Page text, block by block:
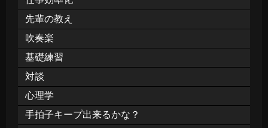
先輩の教え
吹奏楽
基礎練習
対談
心理学
手拍子キープ出来るかな？